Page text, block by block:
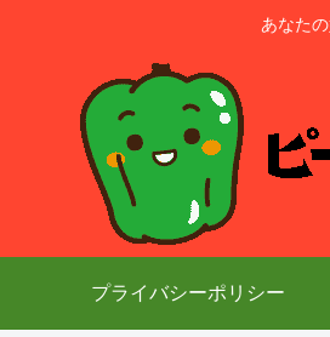
あなた
プライバシーポリシー